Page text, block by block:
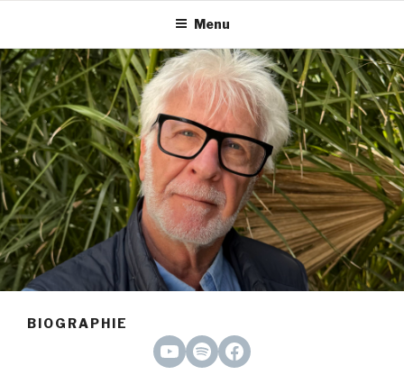
Menu
BIOGRAPHIE
YouTube
SpotifyFacebook